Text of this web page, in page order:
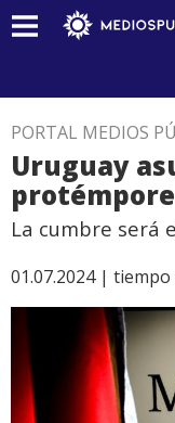
PORTAL MEDIOS
Uruguay
La cumbre será
01.07.2024 | tiempo